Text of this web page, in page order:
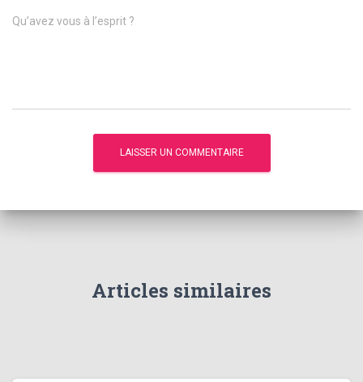
Qu’avez vous à l’esprit ?
Articles similaires